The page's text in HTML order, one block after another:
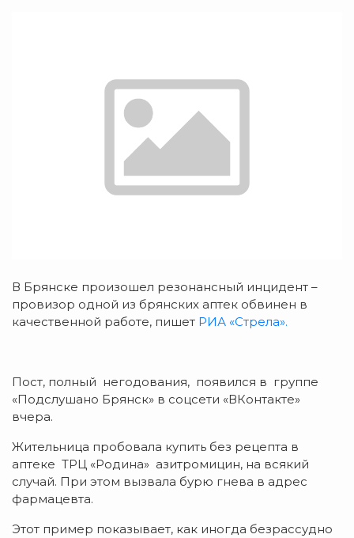
В Брянске произошел резонансный инцидент –
провизор одной из брянских аптек обвинен в
качественной работе, пишет РИА «Стрела».
Пост, полный негодования, появился в группе
«Подслушано Брянск» в соцсети «ВКонтакте»
вчера.
Жительница пробовала купить без рецепта в
аптеке ТРЦ «Родина» азитромицин, на всякий
случай. При этом вызвала бурю гнева в адрес
фармацевта.
Этот пример показывает, как иногда безрассудно